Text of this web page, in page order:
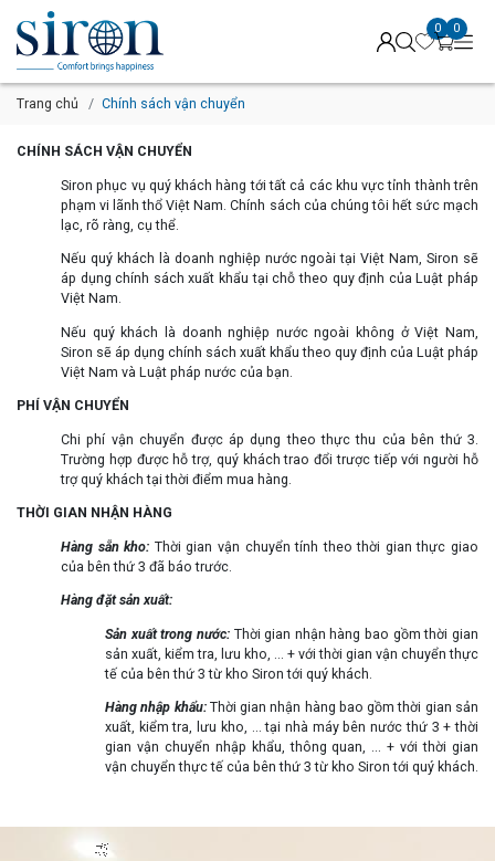
0 0
Trang chủ Chính sách vận chuyển
CHÍNH SÁCH VẬN CHUYỂN
Siron phục vụ quý khách hàng tới tất cả các khu vực tỉnh thành trên
phạm vi lãnh thổ Việt Nam. Chính sách của chúng tôi hết sức mạch
lạc, rõ ràng, cụ thể.
Nếu quý khách là doanh nghiệp nước ngoài tại Việt Nam, Siron sẽ
áp dụng chính sách xuất khẩu tại chỗ theo quy định của Luật pháp
Việt Nam.
Nếu quý khách là doanh nghiệp nước ngoài không ở Việt Nam,
Siron sẽ áp dụng chính sách xuất khẩu theo quy định của Luật pháp
Việt Nam và Luật pháp nước của bạn.
PHÍ VẬN CHUYỂN
Chi phí vận chuyển được áp dụng theo thực thu của bên thứ 3.
Trường hợp được hỗ trợ, quý khách trao đổi trược tiếp với người hỗ
trợ quý khách tại thời điểm mua hàng.
THỜI GIAN NHẬN HÀNG
Hàng sẵn kho: Thời gian vận chuyển tính theo thời gian thực giao
của bên thứ 3 đã báo trước.
Hàng đặt sản xuất:
Sản xuất trong nước:Thời gian nhận hàng bao gồm thời gian
sản xuất, kiểm tra, lưu kho, ... + với thời gian vận chuyển thực
tế của bên thứ 3 từ kho Siron tới quý khách.
Hàng nhập khẩu: Thời gian nhận hàng bao gồm thời gian sản
xuất, kiểm tra, lưu kho, ... tại nhà máy bên nước thứ 3 + thời
gian vận chuyển nhập khẩu, thông quan, ... + với thời gian
vận chuyển thực tế của bên thứ 3 từ kho Siron tới quý khách.